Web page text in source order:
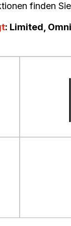
finden
: Limited,